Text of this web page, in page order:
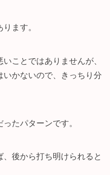
ます。
ことではありませんが、
かないので、きっちり分
たパターンです。
後から打ち明けられると